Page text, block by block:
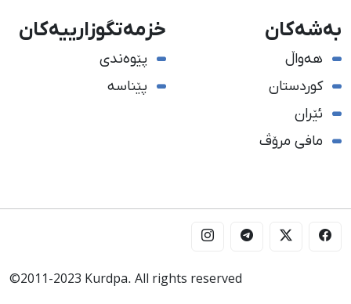
بەشەکان
هەواڵ
کوردستان
ئێران
مافی مرۆڤ
خزمەتگوزارییەکان
پێوەندی
پێناسە
©2011-2023 Kurdpa. All rights reserved